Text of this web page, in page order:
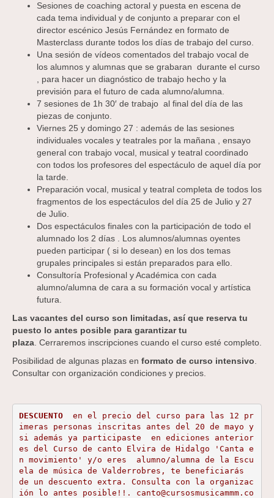
Sesiones de coaching actoral y puesta en escena de
cada tema individual y de conjunto a preparar con el
director escénico Jesús Fernández en formato de
Masterclass durante todos los días de trabajo del curso.
Una sesión de vídeos comentados del trabajo vocal de
los alumnos y alumnas que se grabaran durante el curso
, para hacer un diagnóstico de trabajo hecho y la
previsión para el futuro de cada alumno/alumna.
7 sesiones de 1h 30′ de trabajo al final del día de las
piezas de conjunto.
Viernes 25 y domingo 27 : además de las sesiones
individuales vocales y teatrales por la mañana , ensayo
general con trabajo vocal, musical y teatral coordinado
con todos los profesores del espectáculo de aquel día por
la tarde.
Preparación vocal, musical y teatral completa de todos los
fragmentos de los espectáculos del día 25 de Julio y 27
de Julio.
Dos espectáculos finales con la participación de todo el
alumnado los 2 días . Los alumnos/alumnas oyentes
pueden participar ( si lo desean) en los dos temas
grupales principales si están preparados para ello.
Consultoría Profesional y Académica con cada
alumno/alumna de cara a su formación vocal y artística
futura.
Las vacantes del curso son limitadas, así que reserva tu
puesto lo antes posible para garantizar tu
plaza. Cerraremos inscripciones cuando el curso esté completo.
Posibilidad de algunas plazas en formato de curso intensivo.
Consultar con organización condiciones y precios.
DESCUENTO
  en el precio del curso para las 12 pr
imeras personas inscritas antes del 20 de mayo y
si además ya participaste  en ediciones anterior
es del Curso de canto Elvira de Hidalgo 'Canta e
n movimiento' y/o eres  alumno/alumna de la Escu
ela de música de Valderrobres, te beneficiarás
de un descuento extra. Consulta con la organizac
ión lo antes posible!!. canto@cursosmusicammm.co